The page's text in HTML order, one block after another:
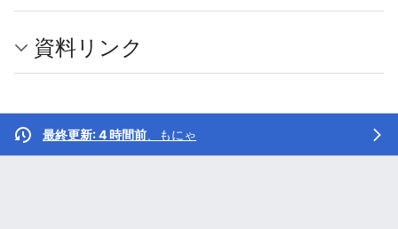
資料リンク
最終更新: 4 時間前 もにゃ